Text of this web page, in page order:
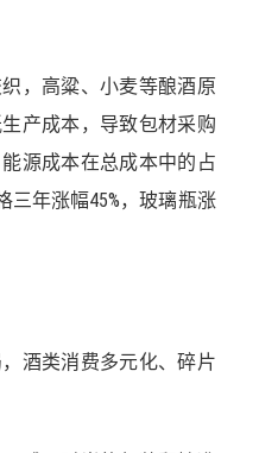
，高粱、小麦等酿酒原
产成本，导致包材采购
源成本在总成本中的占
年涨幅45%，玻璃瓶涨
酒类消费多元化、碎片